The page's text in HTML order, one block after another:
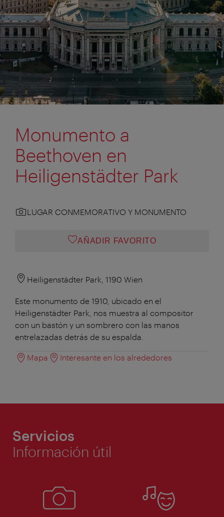
Monumento a
Beethoven en
Heiligenstädter Park
LUGAR CONMEMORATIVO Y MONUMENTO
AÑADIR FAVORITO
Heiligenstädter Park, 1190 Wien
Este monumento de 1910, ubicado en el
Heiligenstädter Park, nos muestra al compositor
con un bastón y un sombrero con las manos
entrelazadas detrás de su espalda.
Mapa Interesante en los alrededores
Servicios
Información útil